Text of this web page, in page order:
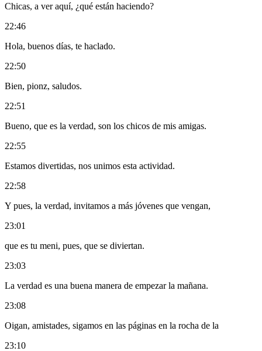
Chicas, a ver aquí, ¿qué están haciendo?
22:46
Hola, buenos días, te haclado.
22:50
Bien, pionz, saludos.
22:51
Bueno, que es la verdad, son los chicos de mis amigas.
22:55
Estamos divertidas, nos unimos esta actividad.
22:58
Y pues, la verdad, invitamos a más jóvenes que vengan,
23:01
que es tu meni, pues, que se diviertan.
23:03
La verdad es una buena manera de empezar la mañana.
23:08
Oigan, amistades, sigamos en las páginas en la rocha de la
23:10